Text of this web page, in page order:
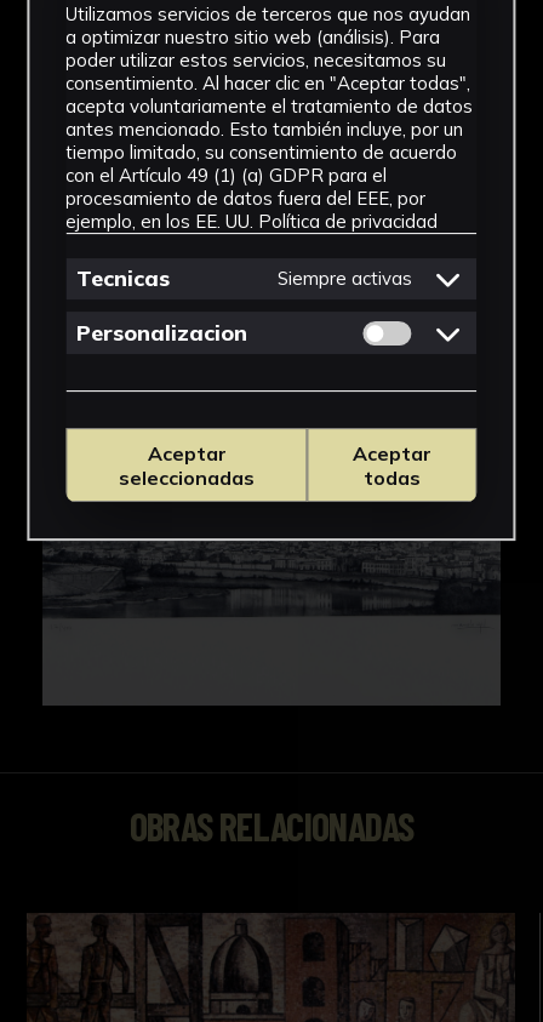
OBRAS RELACIONADAS
Utilizamos servicios de terceros que nos ayudan
a optimizar nuestro sitio web (análisis). Para
poder utilizar estos servicios, necesitamos su
consentimiento. Al hacer clic en "Aceptar todas",
acepta voluntariamente el tratamiento de datos
antes mencionado. Esto también incluye, por un
tiempo limitado, su consentimiento de acuerdo
con el Artículo 49 (1) (a) GDPR para el
procesamiento de datos fuera del EEE, por
ejemplo, en los EE. UU. Política de privacidad
Tecnicas Siempre activas
Personalizacion Permitir cookies
Aceptar
seleccionadas
Aceptar
todas